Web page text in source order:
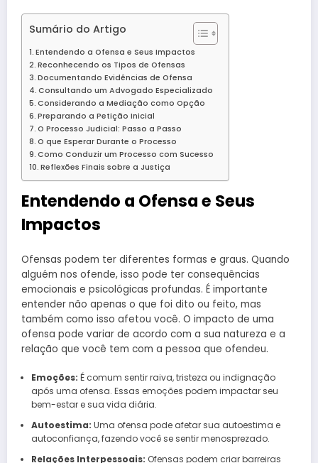
Sumário do Artigo
Entendendo a Ofensa e Seus Impactos
Reconhecendo os Tipos de Ofensas
Documentando Evidências de Ofensa
Consultando um Advogado Especializado
Considerando a Mediação como Opção
Preparando a Petição Inicial
O Processo Judicial: Passo a Passo
O que Esperar Durante o Processo
Como Conduzir um Processo com Sucesso
Reflexões Finais sobre a Justiça
Entendendo a Ofensa e Seus
Impactos
Ofensas podem ter diferentes formas e graus. Quando
alguém nos ofende, isso pode ter consequências
emocionais e psicológicas profundas. É importante
entender não apenas o que foi dito ou feito, mas
também como isso afetou você. O impacto de uma
ofensa pode variar de acordo com a sua natureza e a
relação que você tem com a pessoa que ofendeu.
Emoções: É comum sentir raiva, tristeza ou indignação
após uma ofensa. Essas emoções podem impactar seu
bem-estar e sua vida diária.
Autoestima: Uma ofensa pode afetar sua autoestima e
autoconfiança, fazendo você se sentir menosprezado.
Relações Interpessoais: Ofensas podem criar barreiras